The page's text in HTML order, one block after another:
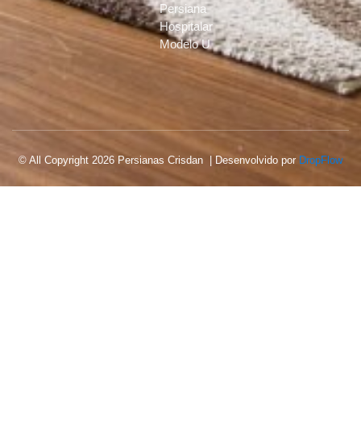
Persiana
Hospitalar
Modelo U
© All Copyright 2026 Persianas Crisdan | Desenvolvido por DropFlow